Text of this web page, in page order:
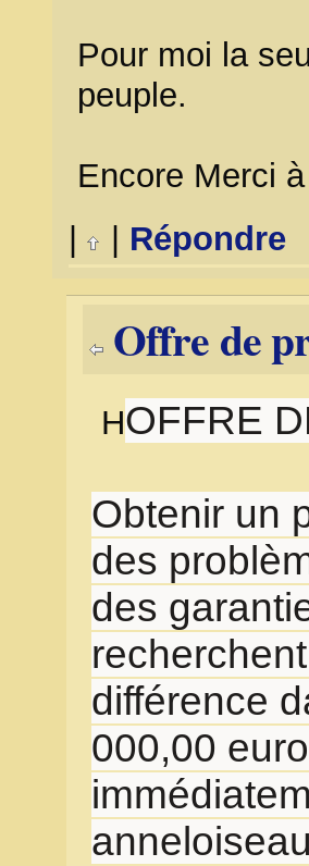
Pour moi la
peuple.
Encore Merci
Répondre
Offre de
HOFFRE
Obtenir un
des
des
différence
000,00